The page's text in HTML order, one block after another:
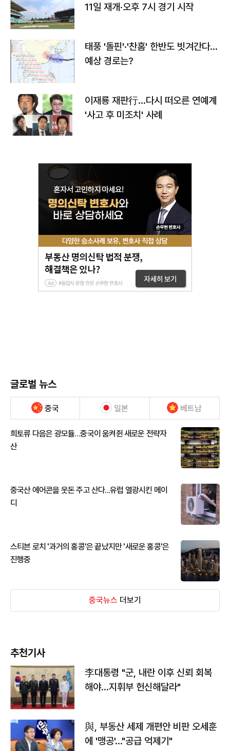
11일 재개·오후 7시 경기 시작
태풍 '돌핀'·'찬홈' 한반도 빗겨간다…
예상 경로는?
이재룡 재판行…다시 떠오른 연예계
'사고 후 미조치' 사례
글로벌 뉴스
중국 일본 베트남
희토류 다음은 광모듈…중국이 움켜쥔 새로운 전략자
산
중국산 에어콘을 웃돈 주고 산다...유럽 열광시킨 메이
디
스티븐 로치 '과거의 홍콩'은 끝났지만 '새로운 홍콩'은
진행중
중국뉴스 더보기
추천기사
李대통령 "군, 내란 이후 신뢰 회복
해야…지휘부 헌신해달라"
與, 부동산 세제 개편안 비판 오세훈
에 '맹공'…"공급 억제기"